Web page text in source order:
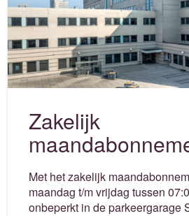
Zakelijk
Met het zakelijk
maandag t/m vrijdag tussen
onbeperkt in de parkeergarage